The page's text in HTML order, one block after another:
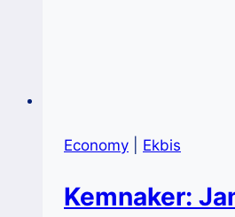
Economy Ekbis
Kemnaker: